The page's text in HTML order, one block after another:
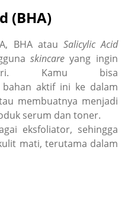
(BHA)
BHA atau Salicylic Acid
skincare yang ingin
pori. Kamu bisa
bahan aktif ini ke dalam
membuatnya menjadi
serum dan toner.
eksfoliator, sehingga
mati, terutama dalam